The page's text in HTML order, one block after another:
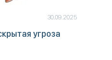
30.09.2025
угроза